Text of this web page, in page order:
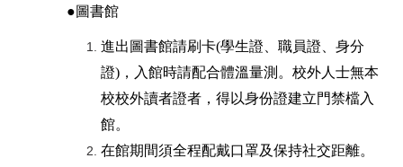
●圖書館
進出圖書館請刷卡(學生證、職員證、身分
證)，入館時請配合體溫量測。校外人士無本
校校外讀者證者，得以身份證建立門禁檔入
館。
在館期間須全程配戴口罩及保持社交距離。